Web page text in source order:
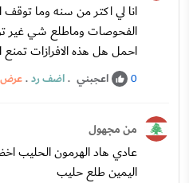
انا لي اكتر من سنه وما
الفحوصات وماطلع شي غير
احمل هل هذه الافرازات
0 اعجبني .اضف رد.عرض
من مجهول
عادي هاد الهرمون الحليب
اليمين طلع حليب